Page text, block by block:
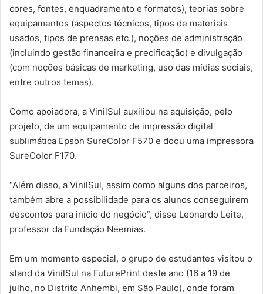
cores, fontes, enquadramento e formatos), teorias sobre
equipamentos (aspectos técnicos, tipos de materiais
usados, tipos de prensas etc.), noções de administração
(incluindo gestão financeira e precificação) e divulgação
(com noções básicas de marketing, uso das mídias sociais,
entre outros temas).
Como apoiadora, a VinilSul auxiliou na aquisição, pelo
projeto, de um equipamento de impressão digital
sublimática Epson SureColor F570 e doou uma impressora
SureColor F170.
“Além disso, a VinilSul, assim como alguns dos parceiros,
também abre a possibilidade para os alunos conseguirem
descontos para início do negócio”, disse Leonardo Leite,
professor da Fundação Neemias.
Em um momento especial, o grupo de estudantes visitou o
stand da VinilSul na FuturePrint deste ano (16 a 19 de
julho, no Distrito Anhembi, em São Paulo), onde foram